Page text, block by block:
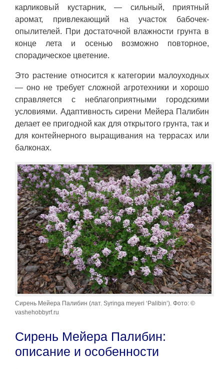
карликовый кустарник, — сильный, приятный
аромат, привлекающий на участок бабочек-
опылителей. При достаточной влажности грунта в
конце лета и осенью возможно повторное,
спорадическое цветение.
Это растение относится к категории малоуходных
— оно не требует сложной агротехники и хорошо
справляется с неблагоприятными городскими
условиями. Адаптивность сирени Мейера Палибин
делает ее пригодной как для открытого грунта, так и
для контейнерного выращивания на террасах или
балконах.
Сирень Мейера Палибин (лат. Syringa meyeri ‘Palibin’). Фото: ©
vashehobbyrf.ru
Сирень Мейера Палибин:
описание и особенности